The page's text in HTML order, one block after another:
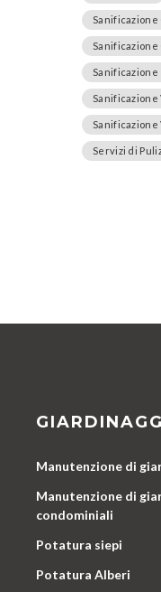
Sanificazione
Sanificazione
Sanificazione
Sanificazione
Servizi di
Manutenzione di
Manutenzione di
condominiali
Potatura siepi
Potatura Alberi